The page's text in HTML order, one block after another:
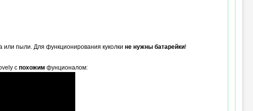
или пыли. Для функционирования куколки не нужны батарейки!
с похожим фунционалом: